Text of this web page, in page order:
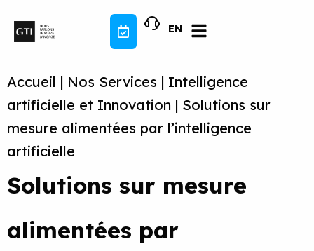
contenu
EN
Accueil | Nos Services | Intelligence
artificielle et Innovation | Solutions sur
mesure alimentées par l’intelligence
artificielle
Solutions sur mesure
alimentées par